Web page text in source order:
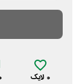
0 لایک